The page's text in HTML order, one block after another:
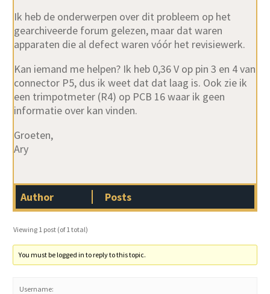
Ik heb de onderwerpen over dit probleem op het
gearchiveerde forum gelezen, maar dat waren
apparaten die al defect waren vóór het revisiewerk.
Kan iemand me helpen? Ik heb 0,36 V op pin 3 en 4 van
connector P5, dus ik weet dat dat laag is. Ook zie ik
een trimpotmeter (R4) op PCB 16 waar ik geen
informatie over kan vinden.
Groeten,
Ary
Author Posts
Viewing 1 post (of 1 total)
You must be logged in to reply to this topic.
Username: